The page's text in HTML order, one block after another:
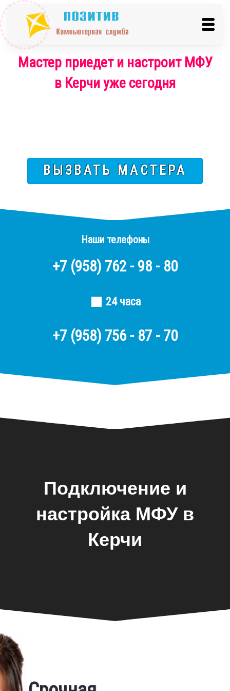
Мастер приедет и настроит МФУ
в Керчи уже сегодня
ВЫЗВАТЬ МАСТЕРА
Наши телефоны
+7 (958) 762 - 98 - 80
24 часа
+7 (958) 756 - 87 - 70
Подключение и
настройка МФУ в
Керчи
Фирменная гарантия